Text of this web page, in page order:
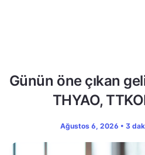
Günün öne çıkan
THYAO,
Ağustos 6, 2026 • 3